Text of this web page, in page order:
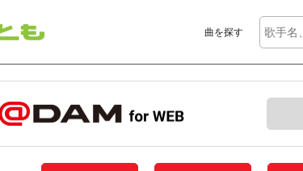
曲を探す